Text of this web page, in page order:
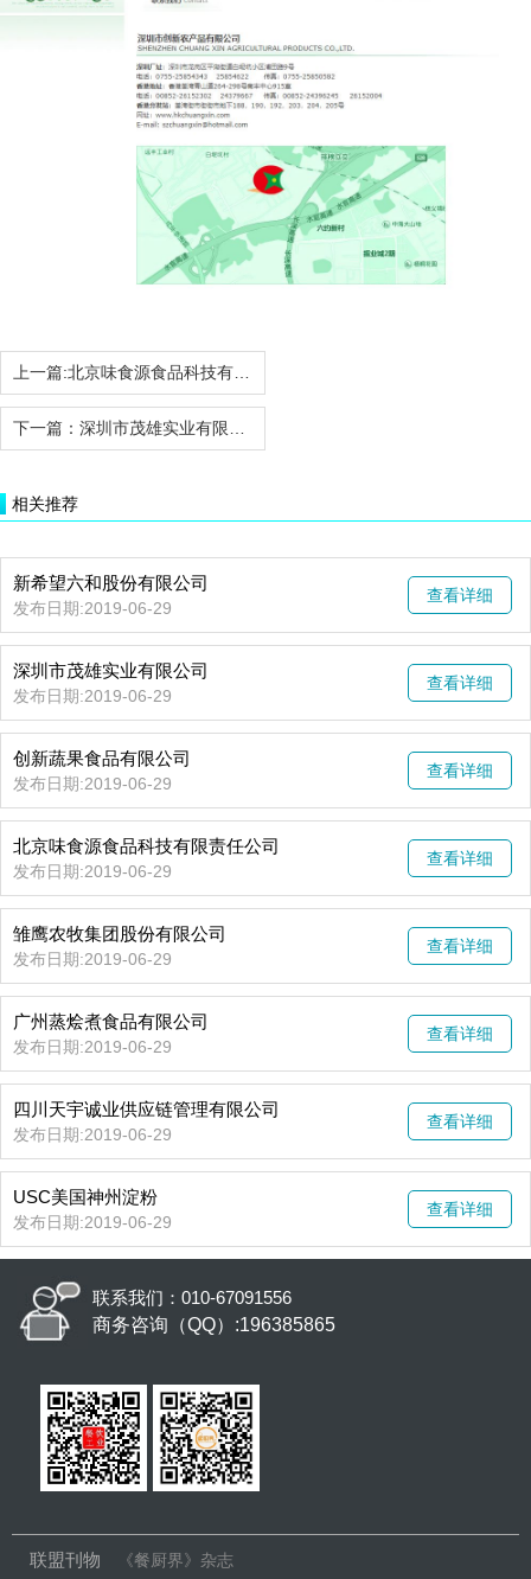
上一篇:北京味食源食品科技有限责任公司
下一篇： 深圳市茂雄实业有限公司
相关推荐
新希望六和股份有限公司
发布日期:2019-06-29
查看详细
深圳市茂雄实业有限公司
发布日期:2019-06-29
查看详细
创新蔬果食品有限公司
发布日期:2019-06-29
查看详细
北京味食源食品科技有限责任公司
发布日期:2019-06-29
查看详细
雏鹰农牧集团股份有限公司
发布日期:2019-06-29
查看详细
广州蒸烩煮食品有限公司
发布日期:2019-06-29
查看详细
四川天宇诚业供应链管理有限公司
发布日期:2019-06-29
查看详细
USC美国神州淀粉
发布日期:2019-06-29
查看详细
联系我们：010-67091556
商务咨询（QQ）:196385865
联盟刊物 《餐厨界》杂志